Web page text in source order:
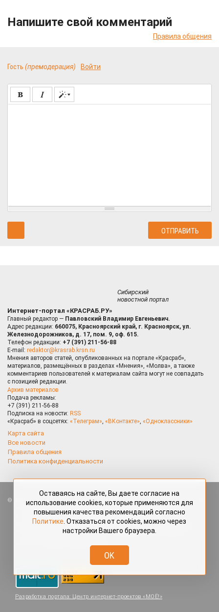
Напишите свой комментарий
Правила общения
Гость (премодерация) Войти
Сибирский
новостной портал
Интернет-портал «КРАСРАБ.РУ»
Главный редактор — Павловский Владимир Евгеньевич.
Адрес редакции: 660075, Красноярский край, г. Красноярск, ул.
Железнодорожников, д. 17, пом. 9, оф. 615.
Телефон редакции: +7 (391) 211-56-88
E-mail: redaktor@krasrab.krsn.ru
Мнения авторов статей, опубликованных на портале «Красраб»,
материалов, размещённых в разделах «Мнения», «Молва», а также
комментариев пользователей к материалам сайта могут не совпадать
с позицией редакции.
Архив материалов
Подача рекламы:
+7 (391) 211-56-88
Подписка на новости: RSS
«Красраб» в соцсетях: «Телеграм», «ВКонтакте», «Одноклассники»
Карта сайта
Все новости
Правила общения
Политика конфиденциальности
Все права защищены. Любые материалы, размещённые на портале
«Красраб.ру» сотрудниками редакции, нештатными авторами
и читателями, являются объектами авторского права. Полное или
частичное использование материалов, размещённых на портале
«Красраб.ру», допускается только с письменного согласия редакции
redaktor@krasrab.krsn.ru.
Разработка портала: Центр интернет-проектов «МОЁ!»
Оставаясь на сайте, Вы даете согласие на
использование cookies, которые применяются для
повышения качества рекомендаций согласно
Политике . Отказаться от cookies, можно через
настройки Вашего браузера.
OK